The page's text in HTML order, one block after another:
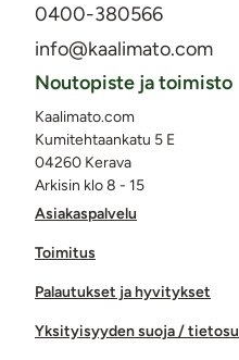
0400-380566
info@kaalimato.com
Asiakaspalvelu
Toimitus
Palautukset ja hyvitykset
Yksityisyyden suoja /
Noutopiste ja toimisto
Kaalimato.com
Kumitehtaankatu 5 E
04260 Kerava
Arkisin klo 8 - 15